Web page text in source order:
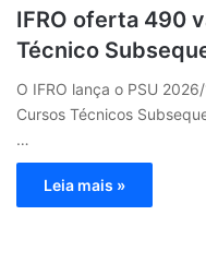
IFRO oferta 490
Técnico
O IFRO lança o PSU
Cursos Técnicos
…
Leia mais »